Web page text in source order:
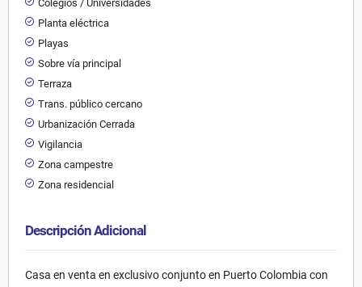
Colegios / Universidades
Planta eléctrica
Playas
Sobre vía principal
Terraza
Trans. público cercano
Urbanización Cerrada
Vigilancia
Zona campestre
Zona residencial
Descripción Adicional
Casa en venta en exclusivo conjunto en Puerto Colombia con